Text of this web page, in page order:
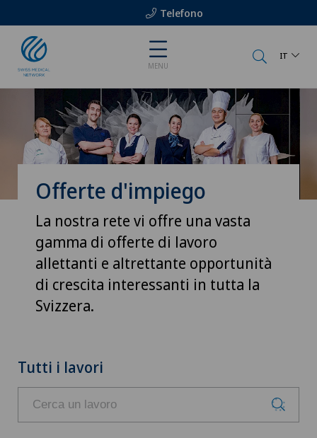
Telefono
MENU
IT
Offerte d'impiego
La nostra rete vi offre una vasta
gamma di offerte di lavoro
allettanti e altrettante opportunità
di crescita interessanti in tutta la
Svizzera.
Tutti i lavori